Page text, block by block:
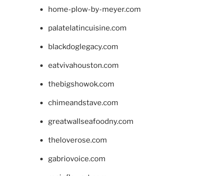
home-plow-by-meyer.com
palatelatincuisine.com
blackdoglegacy.com
eatvivahouston.com
thebigshowok.com
chimeandstave.com
greatwallseafoodny.com
theloverose.com
gabriovoice.com